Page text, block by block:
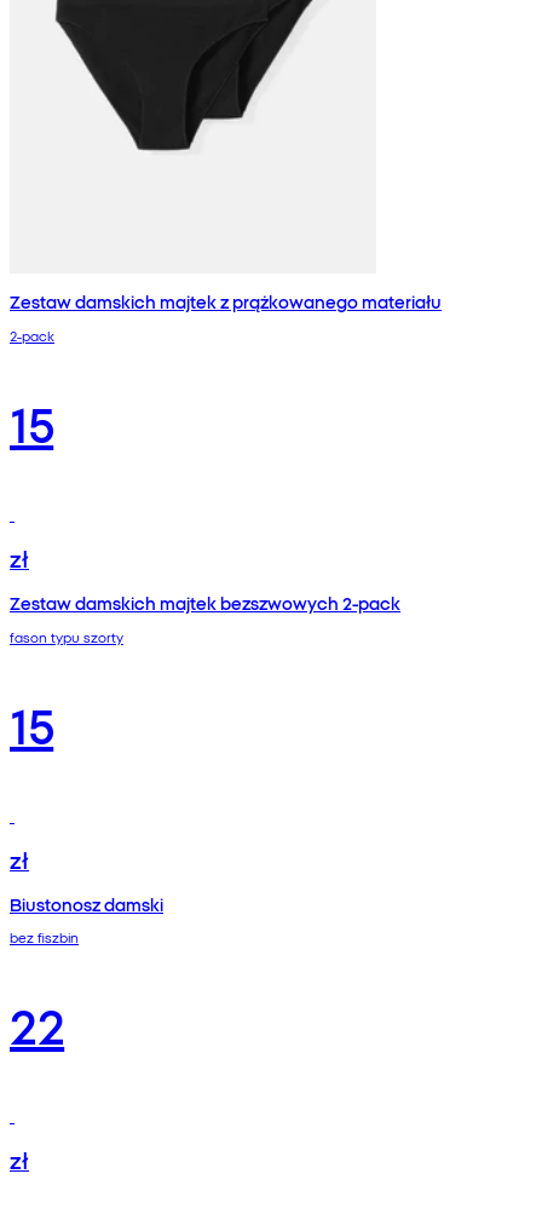
Zestaw damskich majtek z prążkowanego materiału
2-pack
15
zł
Zestaw damskich majtek bezszwowych 2-pack
fason typu szorty
15
zł
Biustonosz damski
bez fiszbin
22
zł